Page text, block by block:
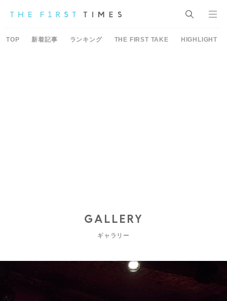
TOP 新着記事 ランキング THE FIRST TAKE HIGHLIGHT
GALLERY
ギャラリー